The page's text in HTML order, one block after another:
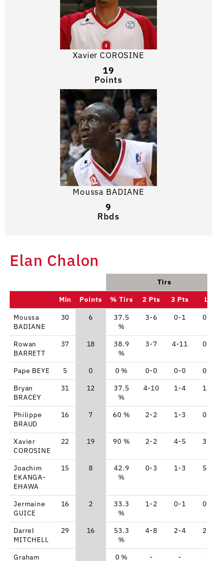
Xavier COROSINE
19
Points
Moussa BADIANE
9
Rbds
Elan Chalon
Tirs
Min
Points % Tirs 2 Pts 3 Pts LF
Moussa
BADIANE
30 6
37.5
%
3-6 0-1 0-1
Rowan
BARRETT
37 18
38.9
%
3-7 4-11 0-0
Pape BEYE 5 0 0 % 0-0 0-0
0-0
Bryan
BRACEY
31 12
37.5
%
4-10 1-4 1-2
Philippe
BRAUD
16 7 60 % 2-2 1-3 0-0
Xavier
COROSINE
22 19 90 % 2-2 4-5 3-3
Joachim
EKANGA-
EHAWA
15 8
42.9
%
0-3 1-3 5-8
Jermaine
GUICE
16 2
33.3
%
1-2 0-1 0-0
Darrel
MITCHELL
29 16
53.3
%
4-8 2-4 2-3
Graham 0 % - -